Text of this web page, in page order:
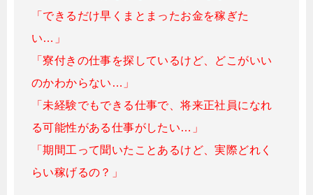
「できるだけ早くまとまったお金を稼ぎた
い…」
「寮付きの仕事を探しているけど、どこがいい
のかわからない…」
「未経験でもできる仕事で、将来正社員になれ
る可能性がある仕事がしたい…」
「期間工って聞いたことあるけど、実際どれく
らい稼げるの？」